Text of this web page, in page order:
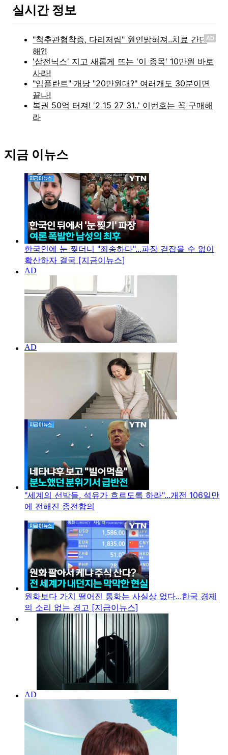
실시간 정보
AD
지금 이뉴스
한국인에 눈 찢더니 "죄송하다"...파장 걷잡을 수 없이
확산하자 결국 [지금이뉴스]
"세계의 선박들, 석유가 흐르도록 하라"...개전 106일만
에 전해진 종전합의
원화보다 가치 떨어진 통화는 사실상 없다...한국 경제
의 소리 없는 경고 [지금이뉴스]